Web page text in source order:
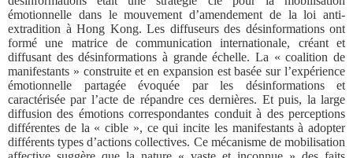
émotionnelle dans le mouvement d’amendement de la loi anti-
extradition à Hong Kong. Les diffuseurs des désinformations ont
formé une matrice de communication internationale, créant et
diffusant des désinformations à grande échelle. La « coalition de
manifestants » construite et en expansion est basée sur l’expérience
émotionnelle partagée évoquée par les désinformations et
caractérisée par l’acte de répandre ces dernières. Et puis, la large
diffusion des émotions correspondantes conduit à des perceptions
différentes de la « cible », ce qui incite les manifestants à adopter
différents types d’actions collectives. Ce mécanisme de mobilisation